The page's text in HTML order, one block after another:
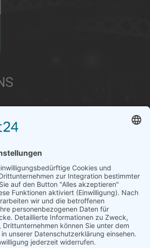
– Wirtschaft – Kultur – Umwelt –
und Feuerwehr – für die Region Bayern
sind wir für Sie der direkte
es um die Online-Vermarktung Ihrer
geht. Wir würden gerne für
übernehmen.